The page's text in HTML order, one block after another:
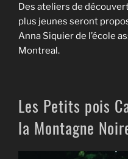
Des ateliers de
plus jeunes seront
Anna Siquier de l’école
Montreal.
Les Petits pois
la Montagne